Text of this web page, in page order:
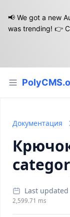
📢 We got a new
was trending! 👉
Документация
Last updated
2,599.71 ms